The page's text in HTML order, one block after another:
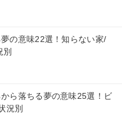
夢の意味22選！知らない家/
別
から落ちる夢の意味25選！ビ
況別